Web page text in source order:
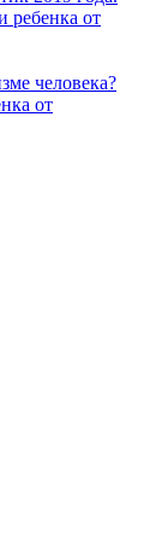
ребенка от
человека?
от